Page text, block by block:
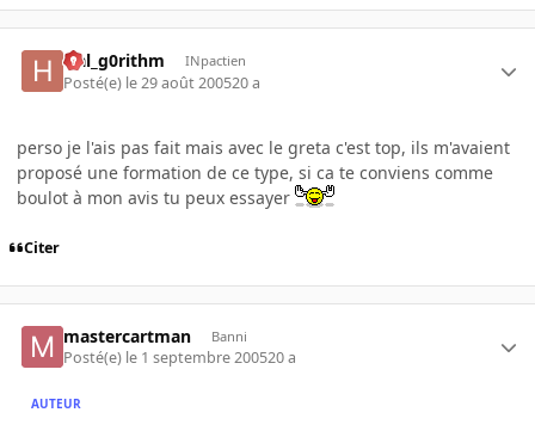
Hal_g0rithm INpactien
Posté(e) le 29 août 200520 a
perso je l'ais pas fait mais avec le greta c'est top, ils m'avaient
proposé une formation de ce type, si ca te conviens comme
boulot à mon avis tu peux essayer
Citer
mastercartman Banni
Posté(e) le 1 septembre 200520 a
AUTEUR